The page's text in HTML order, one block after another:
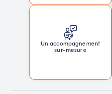
Un accompagnement
sur-mesure